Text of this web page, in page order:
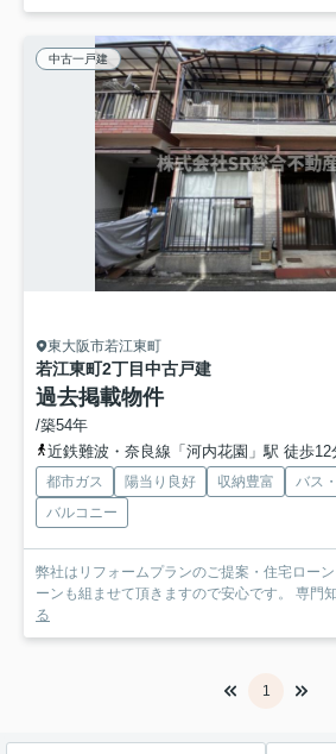
中古一戸建
東大阪市若江東町
若江東町2丁目中古戸建
過去掲載物件
/築54年
近鉄難波・奈良線「河内花園」駅 徒歩12
都市ガス 陽当り良好 収納豊富 バス
バルコニー
弊社はリフォームプランのご提案・住宅ロー
ーンも組ませて頂きますので安心です。 専門
る
1